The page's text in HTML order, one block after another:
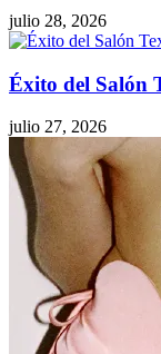
julio 28, 2026
Éxito del Salón
julio 27, 2026